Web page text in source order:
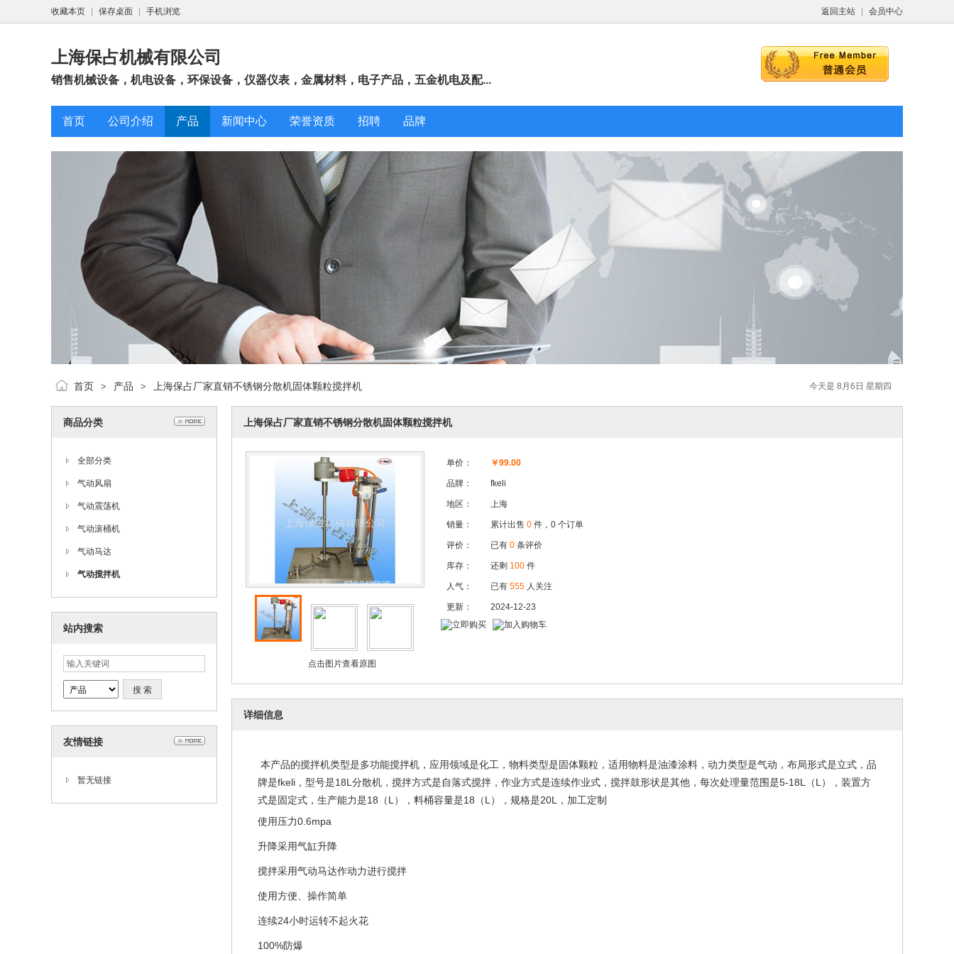
返回主站 会员中心
收藏本页 保存桌面 手机浏览
上海保占机械有限公司
销售机械设备，机电设备，环保设备，仪器仪表，金属材料，电子产品，五金机电及配...
首页 公司介绍 产品 新闻中心 荣誉资质 招聘 品牌
今天是 8月6日 星期四
首页 > 产品 > 上海保占厂家直销不锈钢分散机固体颗粒搅拌机
商品分类
全部分类
气动风扇
气动震荡机
气动滚桶机
气动马达
气动搅拌机
站内搜索
友情链接
暂无链接
上海保占厂家直销不锈钢分散机固体颗粒搅拌机
点击图片查看原图
单价： ￥99.00
品牌： fkeli
地区： 上海
销量： 累计出售 0 件，0 个订单
评价： 已有 0 条评价
库存： 还剩 100 件
人气： 已有 555 人关注
更新： 2024-12-23
详细信息
本产品的搅拌机类型是多功能搅拌机，应用领域是化工，物料类型是固体颗粒，适用物料是油漆涂料，动力类型是气动，布局形式是立式，品
牌是fkeli ，型号是18L 分散机，搅拌方式是自落式搅拌，作业方式是连续作业式，搅拌鼓形状是其他，每次处理量范围是5-18L （L ），装置方
式是固定式，生产能力是18 （L ），料桶容量是18 （L ），规格是20L
，加工定制
使用压力0.6mpa
升降采用气缸升降
搅拌采用气动马达作动力进行搅拌
使用方便、操作简单
连续24小时运转不起火花
100%防爆